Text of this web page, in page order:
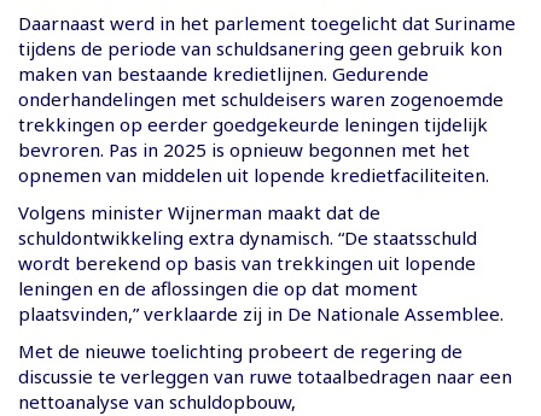
Daarnaast werd in het parlement toegelicht dat Suriname
tijdens de periode van schuldsanering geen gebruik kon
maken van bestaande kredietlijnen. Gedurende
onderhandelingen met schuldeisers waren zogenoemde
trekkingen op eerder goedgekeurde leningen tijdelijk
bevroren. Pas in 2025 is opnieuw begonnen met het
opnemen van middelen uit lopende kredietfaciliteiten.
Volgens minister Wijnerman maakt dat de
schuldontwikkeling extra dynamisch. “De staatsschuld
wordt berekend op basis van trekkingen uit lopende
leningen en de aflossingen die op dat moment
plaatsvinden,” verklaarde zij in De Nationale Assemblee.
Met de nieuwe toelichting probeert de regering de
discussie te verleggen van ruwe totaalbedragen naar een
nettoanalyse van schuldopbouw,